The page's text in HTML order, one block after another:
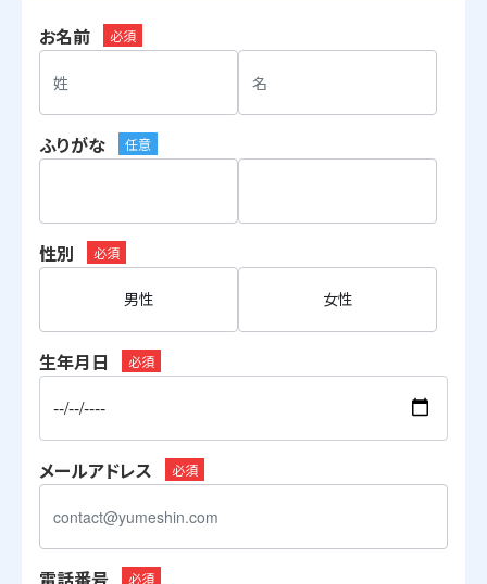
お名前 必須
ふりがな 任意
性別 必須
男性 女性
生年月日 必須
メールアドレス 必須
電話番号 必須